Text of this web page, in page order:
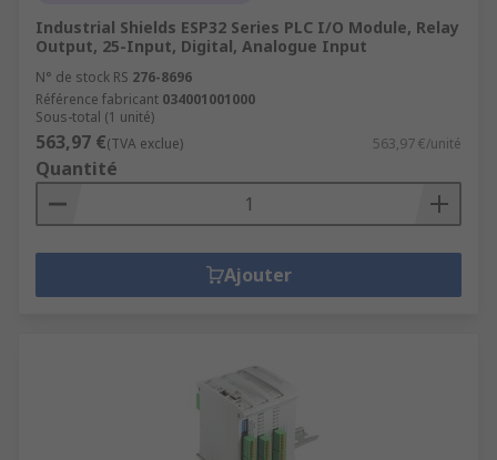
Industrial Shields ESP32 Series PLC I/O Module, Relay
Output, 25-Input, Digital, Analogue Input
N° de stock RS 276-8696
Référence fabricant 034001001000
Sous-total (1 unité)
563,97 €(TVA exclue) 563,97 €/unité
Quantité
Ajouter